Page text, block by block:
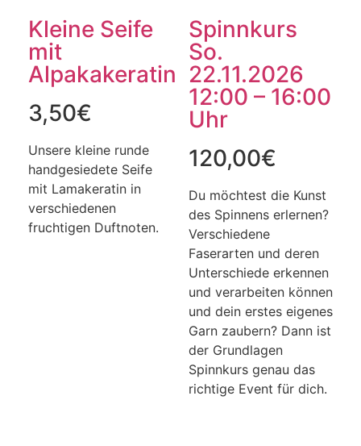
Kleine Seife
mit
Alpakakeratin
3,50€
Unsere kleine runde
handgesiedete Seife
mit Lamakeratin in
verschiedenen
fruchtigen Duftnoten.
Spinnkurs
So.
22.11.2026
12:00 – 16:00
Uhr
120,00€
Du möchtest die Kunst
des Spinnens erlernen?
Verschiedene
Faserarten und deren
Unterschiede erkennen
und verarbeiten können
und dein erstes eigenes
Garn zaubern? Dann ist
der Grundlagen
Spinnkurs genau das
richtige Event für dich.